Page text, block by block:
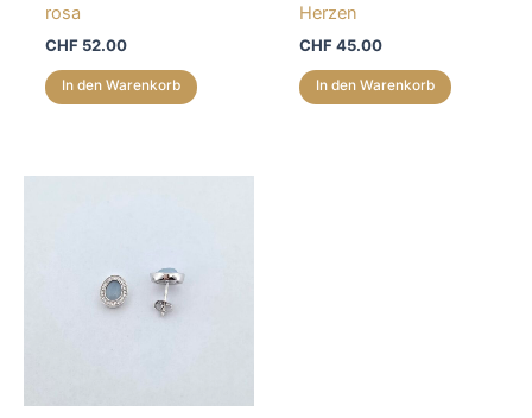
rosa
CHF52.00
In den Warenkorb
Herzen
CHF45.00
In den Warenkorb